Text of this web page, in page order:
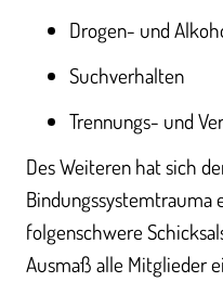
Drogen- und
Suchverhalten
Trennungs- und
Des Weiteren hat sich
Bindungssystemtrauma
folgenschwere
Ausmaß alle Mitglieder